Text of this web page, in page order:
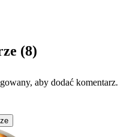
(8)
aby dodać komentarz.